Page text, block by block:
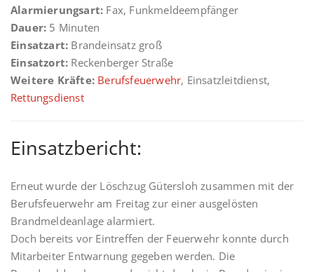
Alarmierungsart: Fax, Funkmeldeempfänger
Dauer: 5 Minuten
Einsatzart: Brandeinsatz groß
Einsatzort: Reckenberger Straße
Weitere Kräfte: Berufsfeuerwehr, Einsatzleitdienst,
Rettungsdienst
Einsatzbericht:
Erneut wurde der Löschzug Gütersloh zusammen mit der
Berufsfeuerwehr am Freitag zur einer ausgelösten
Brandmeldeanlage alarmiert.
Doch bereits vor Eintreffen der Feuerwehr konnte durch
Mitarbeiter Entwarnung gegeben werden. Die